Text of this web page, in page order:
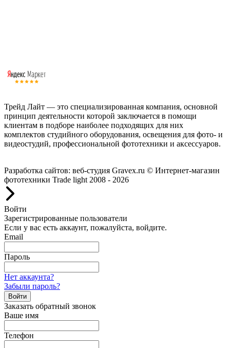
Трейд Лайт — это специализированная компания, основной
принцип деятельности которой заключается в помощи
клиентам в подборе наиболее подходящих для них
комплектов студийного оборудования, освещения для фото- и
видеостудий, профессиональной фототехники и аксессуаров.
Разработка сайтов: веб-студия Gravex.ru © Интернет-магазин
фототехники Trade light 2008 - 2026
Войти
Зарегистрированные пользователи
Если у вас есть аккаунт, пожалуйста, войдите.
Email
Пароль
Нет аккаунта?
Забыли пароль?
Войти
Заказать обратный звонок
Ваше имя
Телефон